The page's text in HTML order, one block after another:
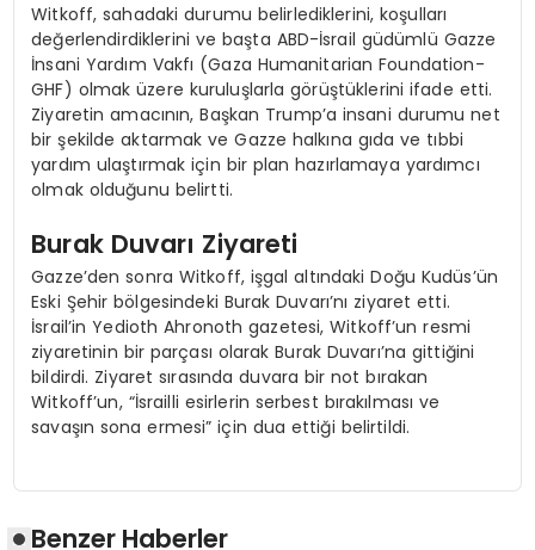
Witkoff, sahadaki durumu belirlediklerini, koşulları
değerlendirdiklerini ve başta ABD-İsrail güdümlü Gazze
İnsani Yardım Vakfı (Gaza Humanitarian Foundation-
GHF) olmak üzere kuruluşlarla görüştüklerini ifade etti.
Ziyaretin amacının, Başkan Trump’a insani durumu net
bir şekilde aktarmak ve Gazze halkına gıda ve tıbbi
yardım ulaştırmak için bir plan hazırlamaya yardımcı
olmak olduğunu belirtti.
Burak Duvarı Ziyareti
Gazze’den sonra Witkoff, işgal altındaki Doğu Kudüs’ün
Eski Şehir bölgesindeki Burak Duvarı’nı ziyaret etti.
İsrail’in Yedioth Ahronoth gazetesi, Witkoff’un resmi
ziyaretinin bir parçası olarak Burak Duvarı’na gittiğini
bildirdi. Ziyaret sırasında duvara bir not bırakan
Witkoff’un, “İsrailli esirlerin serbest bırakılması ve
savaşın sona ermesi” için dua ettiği belirtildi.
Benzer Haberler